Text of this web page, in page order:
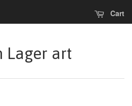
Cart
Lager art